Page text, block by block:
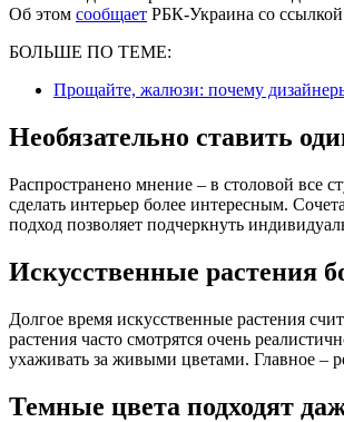
Об этом сообщает РБК-Украина со
БОЛЬШЕ ПО ТЕМЕ:
Прощайте, жалюзи: почему
Необязательно ставить
Распространено мнение – в столовой все
сделать интерьер более интересным.
подход позволяет подчеркнуть
Искусственные растения
Долгое время искусственные растения
растения часто смотрятся очень
ухаживать за живыми цветами. Главное –
Темные цвета подходят